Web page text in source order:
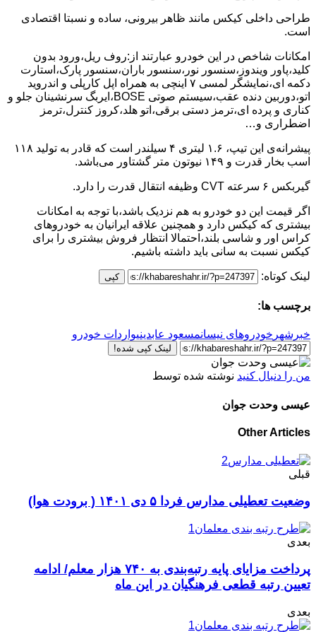
طراحی داخلی کیکس مانند ظاهر بیرونی، ساده و نسبتا اقتصادی
است.
امکانات شاخص در این خودرو عبارتند از:روف ریل،ورود بدون
کلید،پاور ویندوز،سنسور نور،سنسور باران،سنسور پارک،استارت
دکمه ای،نمایشگر لمسی ۷ اینچی به همراه اپل کارپلی و اندروید
اتو،دوربین دنده عقب،سیستم صوتی BOSE،ایربگ سرنشینان جلو و
کناری و پرده ای،ترمز دستی برقی،اتو هلد،کروز کنترل،ترمز
اضطراری و…
پیشرانه‌ی این تیپ، ۱.۶ لیتری ۴ سیلندر است که قادر به تولید ۱۱۸
اسب بخار قدرت و ۱۴۹ نیوتون متر گشتاور می‌باشد.
گیربکس ۶ سرعته CVT وظیفه انتقال قدرت را دارد.
اگر قیمت این دو خودرو به هم نزدیک باشد،با توجه به امکانات
بیشتری که کیکس دارد و همچنین علاقه ایرانیان به خودروهای
کراس اور و شاسی بلند،احتمالا انتظار فروش بیشتری را برای
کیکس نسبت به سانی باید داشته باشیم.
لینک کوتاه: کپی
برچسب ها:
خبرشهر خودروهای نیسانمسعود عابدینیواردات خودرو
لینک کپی شده!
من را دنبال کنید نوشته شده توسط
عیسی وحدت جوان
Other Articles
قبلی
وضعیت تعطیلی مدارس فردا ۵ دی ۱۴۰۱ ( برودت هوا)
بعدی
پرداخت مزایای پایه رتبه‌بندی به ۷۴۰ هزار معلم/ ادامه
تعیین رتبه‌ قطعی فرهنگیان در این ماه
بعدی